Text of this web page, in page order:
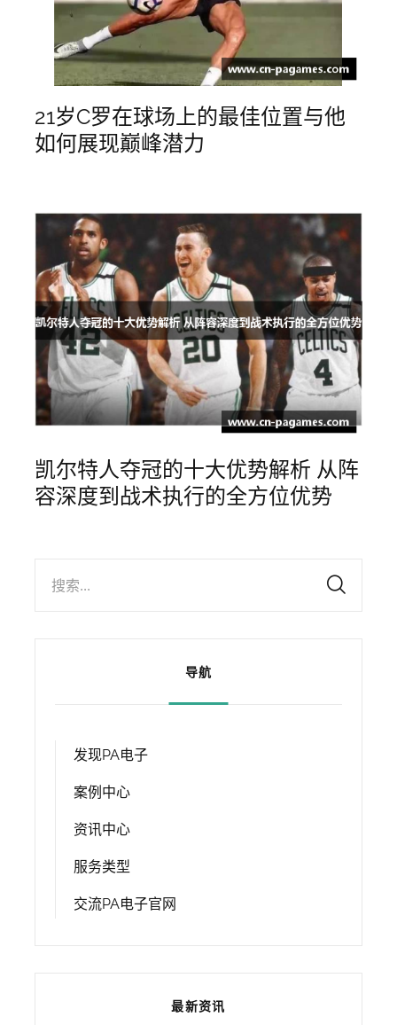
21岁C罗在球场上的最佳位置与他
如何展现巅峰潜力
凯尔特人夺冠的十大优势解析 从阵
容深度到战术执行的全方位优势
搜索...
导航
发现PA电子
案例中心
资讯中心
服务类型
交流PA电子官网
最新资讯